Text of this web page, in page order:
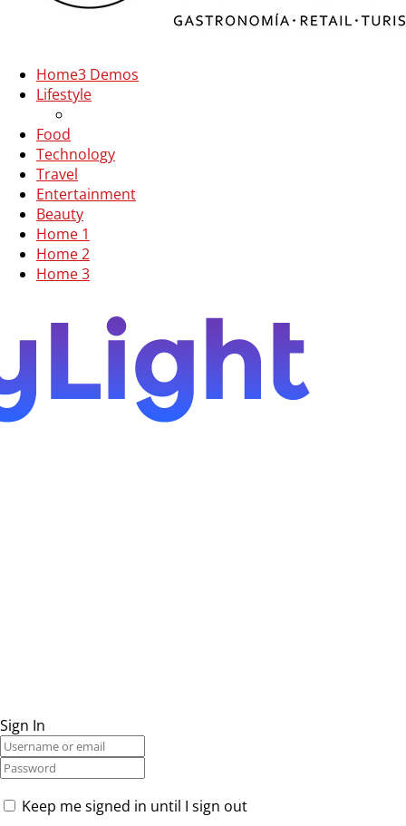
Home3 Demos
Lifestyle
Food
Technology
Travel
Entertainment
Beauty
Home 1
Home 2
Home 3
Sign In
Keep me signed in until I sign out